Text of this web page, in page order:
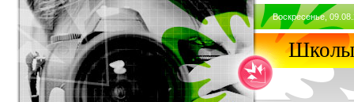
Воскресенье,
Школы